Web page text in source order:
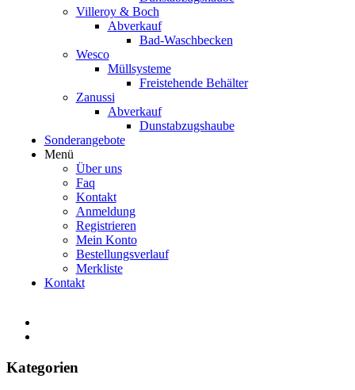
Villeroy & Boch
Abverkauf
Bad-Waschbecken
Wesco
Müllsysteme
Freistehende Behälter
Zanussi
Abverkauf
Dunstabzugshaube
Sonderangebote
Menü
Über uns
Faq
Kontakt
Anmeldung
Registrieren
Mein Konto
Bestellungsverlauf
Merkliste
Kontakt
Kategorien